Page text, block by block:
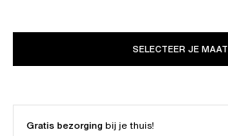
SELECTEER JE MAAT
Gratis bezorgingbij je thuis!